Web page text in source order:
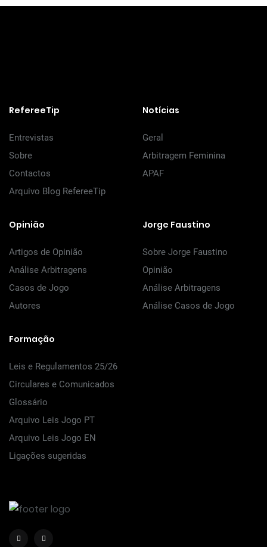
RefereeTip
Entrevistas
Sobre
Contactos
Arquivo Blog RefereeTip
Notícias
Geral
Arbitragem Feminina
APAF
Opinião
Artigos de Opinião
Análise Arbitragens
Casos de Jogo
Autores
Jorge Faustino
Sobre Jorge Faustino
Opinião
Análise Arbitragens
Análise Casos de Jogo
Formação
Leis e Regulamentos 25/26
Circulares e Comunicados
Glossário
Arquivo Leis Jogo PT
Arquivo Leis Jogo EN
Ligações sugeridas